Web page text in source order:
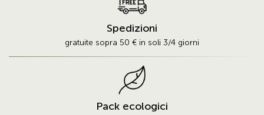
Spedizioni
gratuite sopra 50 € in soli 3/4 giorni
Pack ecologici